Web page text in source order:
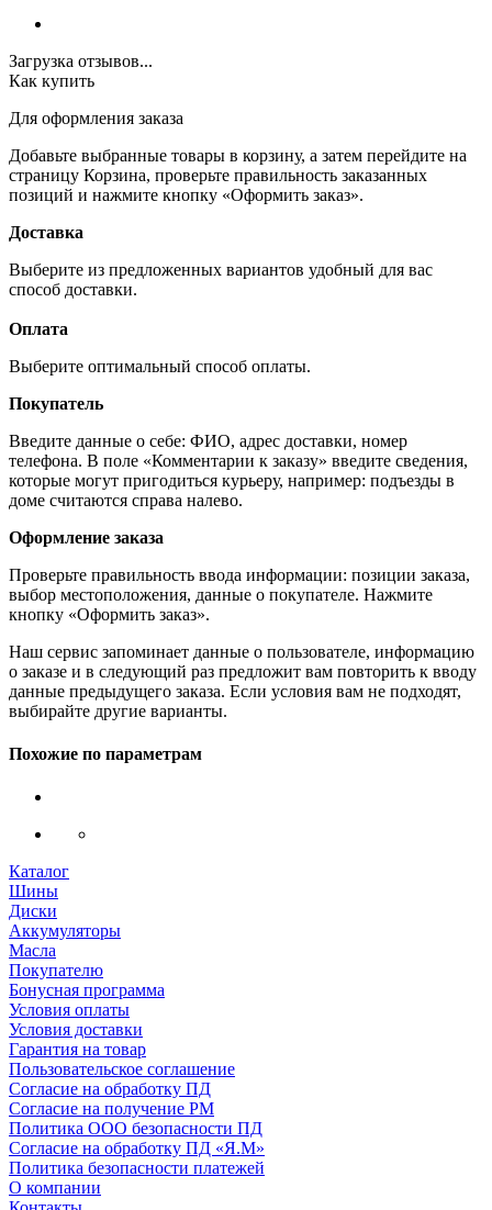
Загрузка отзывов...
Как купить
Для оформления заказа
Добавьте выбранные товары в корзину, а затем перейдите на
страницу Корзина, проверьте правильность заказанных
позиций и нажмите кнопку «Оформить заказ».
Доставка
Выберите из предложенных вариантов удобный для вас
способ доставки.
Оплата
Выберите оптимальный способ оплаты.
Покупатель
Введите данные о себе: ФИО, адрес доставки, номер
телефона. В поле «Комментарии к заказу» введите сведения,
которые могут пригодиться курьеру, например: подъезды в
доме считаются справа налево.
Оформление заказа
Проверьте правильность ввода информации: позиции заказа,
выбор местоположения, данные о покупателе. Нажмите
кнопку «Оформить заказ».
Наш сервис запоминает данные о пользователе, информацию
о заказе и в следующий раз предложит вам повторить к вводу
данные предыдущего заказа. Если условия вам не подходят,
выбирайте другие варианты.
Похожие по параметрам
Каталог
Шины
Диски
Аккумуляторы
Масла
Покупателю
Бонусная программа
Условия оплаты
Условия доставки
Гарантия на товар
Пользовательское соглашение
Согласие на обработку ПД
Согласие на получение РМ
Политика ООО безопасности ПД
Согласие на обработку ПД «Я.М»
Политика безопасности платежей
О компании